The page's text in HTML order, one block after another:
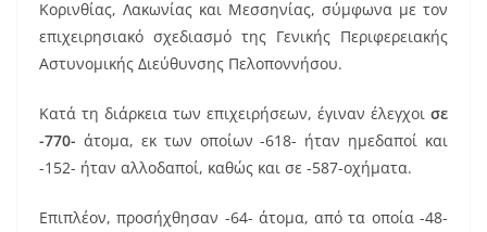
Κορινθίας, Λακωνίας και Μεσσηνίας, σύμφωνα με τον
επιχειρησιακό σχεδιασμό της Γενικής Περιφερειακής
Αστυνομικής Διεύθυνσης Πελοποννήσου.
Κατά τη διάρκεια των επιχειρήσεων, έγιναν έλεγχοι σε
-770- άτομα, εκ των οποίων -618- ήταν ημεδαποί και
-152- ήταν αλλοδαποί, καθώς και σε -587-οχήματα.
Επιπλέον, προσήχθησαν -64- άτομα, από τα οποία -48-